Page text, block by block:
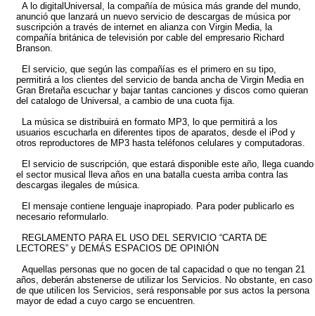
A lo digitalUniversal, la compañía de música más grande del mundo,
anunció que lanzará un nuevo servicio de descargas de música por
suscripción a través de internet en alianza con Virgin Media, la
compañía británica de televisión por cable del empresario Richard
Branson.
El servicio, que según las compañías es el primero en su tipo,
permitirá a los clientes del servicio de banda ancha de Virgin Media en
Gran Bretaña escuchar y bajar tantas canciones y discos como quieran
del catalogo de Universal, a cambio de una cuota fija.
La música se distribuirá en formato MP3, lo que permitirá a los
usuarios escucharla en diferentes tipos de aparatos, desde el iPod y
otros reproductores de MP3 hasta teléfonos celulares y computadoras.
El servicio de suscripción, que estará disponible este año, llega cuando
el sector musical lleva años en una batalla cuesta arriba contra las
descargas ilegales de música.
El mensaje contiene lenguaje inapropiado. Para poder publicarlo es
necesario reformularlo.
REGLAMENTO PARA EL USO DEL SERVICIO “CARTA DE
LECTORES” y DEMÁS ESPACIOS DE OPINIÓN
Aquellas personas que no gocen de tal capacidad o que no tengan 21
años, deberán abstenerse de utilizar los Servicios. No obstante, en caso
de que utilicen los Servicios, será responsable por sus actos la persona
mayor de edad a cuyo cargo se encuentren.